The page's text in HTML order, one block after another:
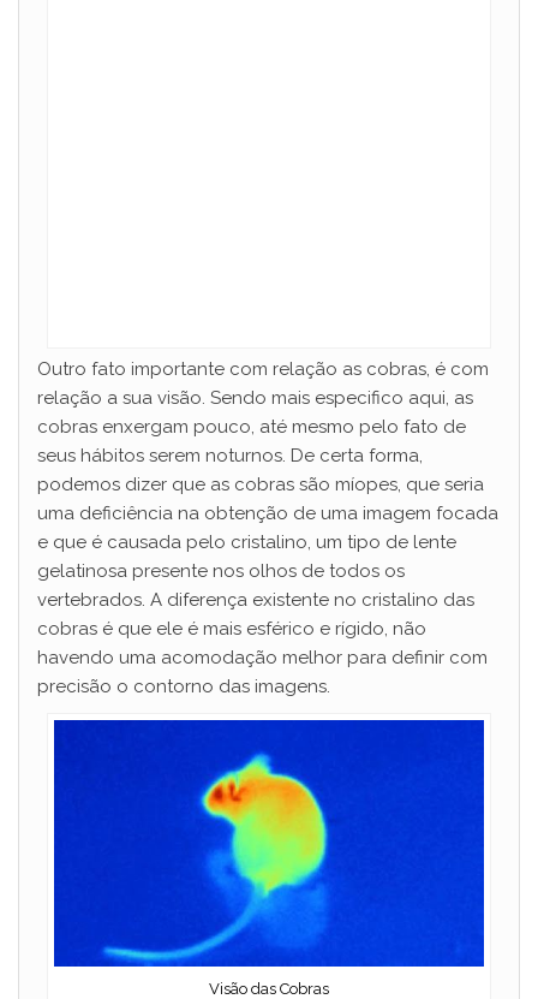
Outro fato importante com relação as cobras, é com
relação a sua visão. Sendo mais especifico aqui, as
cobras enxergam pouco, até mesmo pelo fato de
seus hábitos serem noturnos. De certa forma,
podemos dizer que as cobras são míopes, que seria
uma deficiência na obtenção de uma imagem focada
e que é causada pelo cristalino, um tipo de lente
gelatinosa presente nos olhos de todos os
vertebrados. A diferença existente no cristalino das
cobras é que ele é mais esférico e rígido, não
havendo uma acomodação melhor para definir com
precisão o contorno das imagens.
Visão das Cobras